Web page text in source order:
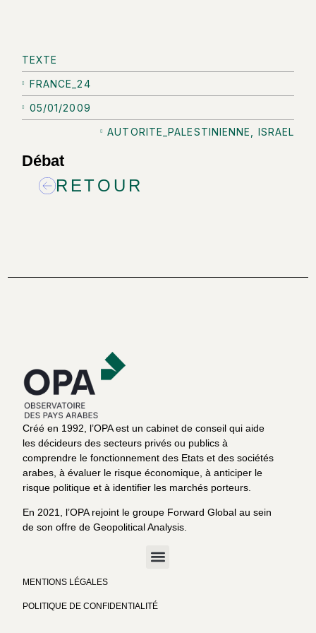
TEXTE
FRANCE_24
05/01/2009
AUTORITE_PALESTINIENNE
ISRAEL
Débat
RETOUR
Créé en 1992, l’OPA est un cabinet de conseil qui aide
les décideurs des secteurs privés ou publics à
comprendre le fonctionnement des Etats et des sociétés
arabes, à évaluer le risque économique, à anticiper le
risque politique et à identifier les marchés porteurs.
En 2021, l’OPA rejoint le groupe Forward Global au sein
de son offre de Geopolitical Analysis.
MENTIONS LÉGALES
POLITIQUE DE CONFIDENTIALITÉ